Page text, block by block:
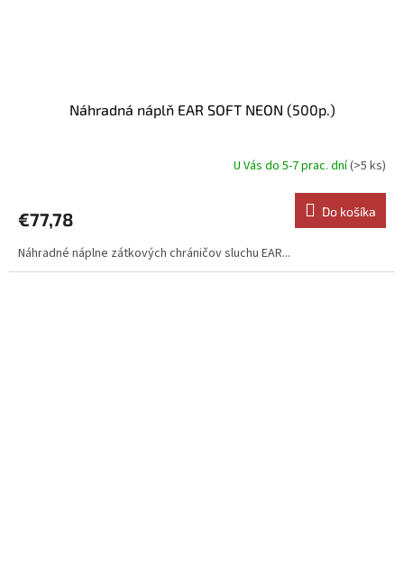
Náhradná náplň EAR SOFT NEON (500p.)
U Vás do 5-7 prac. dní(>5 ks)
€77,78 Do košíka
Náhradné náplne zátkových chráničov sluchu EAR...